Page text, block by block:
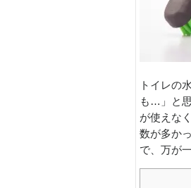
トイレの
も…」と
が使えな
数が多か
で、万が